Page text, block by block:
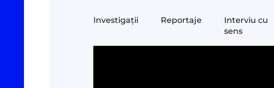
Investigații Reportaje
Interviu cu
sens